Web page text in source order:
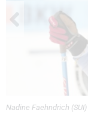
Nadine Faehndrich